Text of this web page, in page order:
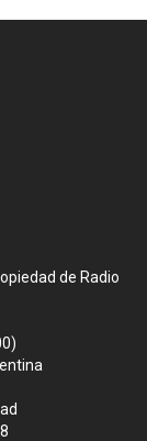
de Radio